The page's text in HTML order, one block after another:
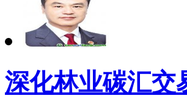
深化林业碳汇交